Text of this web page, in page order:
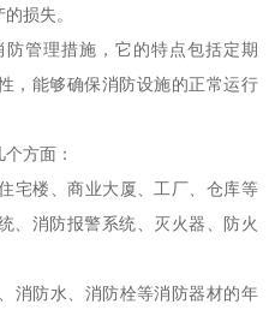
损失。
管理措施，它的特点包括定期
，能够确保消防设施的正常运行
方面：
宅楼、商业大厦、工厂、仓库等
、消防报警系统、灭火器、防火
消防水、消防栓等消防器材的年